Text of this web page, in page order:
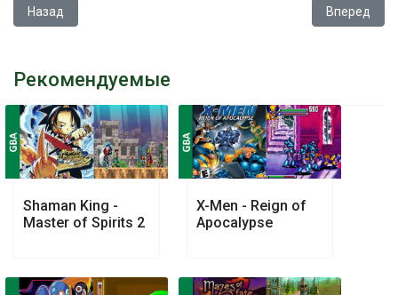
Предыдущий: Super Mario Advance 4 - Super Mario Bros 3
Назад Следующий:
Вперед
Рекомендуемые
Shaman King -
Master of Spirits 2
X-Men - Reign of
Apocalypse